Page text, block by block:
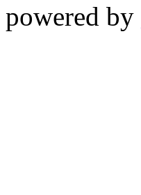
powered by